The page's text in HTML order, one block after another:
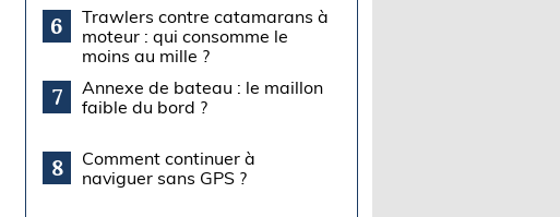
6
Trawlers contre catamarans à
moteur : qui consomme le
moins au mille ?
7
Annexe de bateau : le maillon
faible du bord ?
8
Comment continuer à
naviguer sans GPS ?